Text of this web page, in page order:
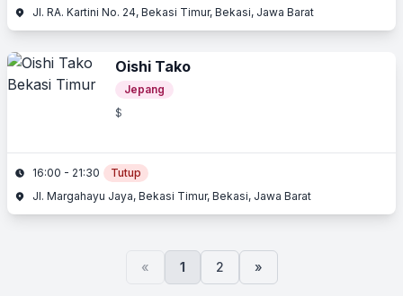
Jl. RA. Kartini No. 24, Bekasi Timur, Bekasi, Jawa Barat
Oishi Tako
Jepang
$
16:00 - 21:30
Tutup
Jl. Margahayu Jaya, Bekasi Timur, Bekasi, Jawa Barat
« 1 2 »